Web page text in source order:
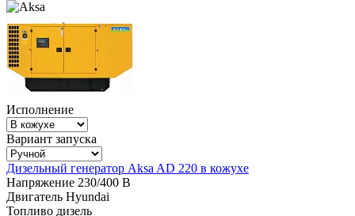
Исполнение
Вариант запуска
Дизельный генератор Aksa AD 220 в кожухе
Напряжение 230/400 В
Двигатель Hyundai
Топливо дизель